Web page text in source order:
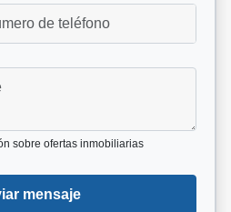
sobre ofertas inmobiliarias
mensaje